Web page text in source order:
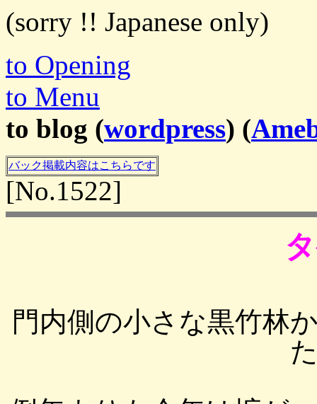
(sorry !! Japanese only)
to Opening
to Menu
to blog (wordpress) (
バック掲載内容はこちらです
[No.1522]
門内側の小さな黒竹林